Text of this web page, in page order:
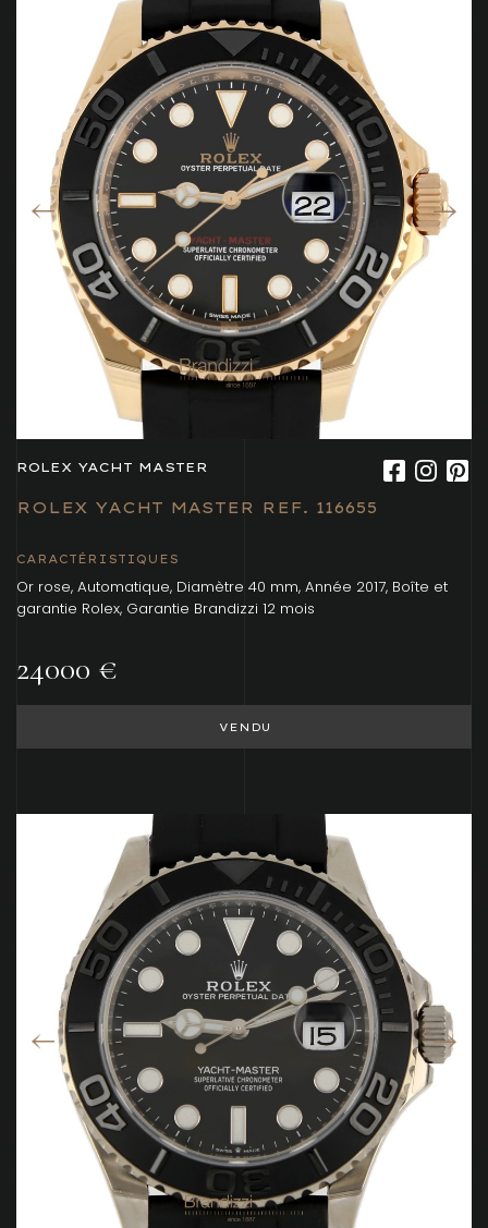
ROLEX YACHT MASTER
ROLEX YACHT MASTER REF. 116655
CARACTÉRISTIQUES
Or rose, Automatique, Diamètre 40 mm, Année 2017, Boîte et
garantie Rolex, Garantie Brandizzi 12 mois
24000 €
VENDU